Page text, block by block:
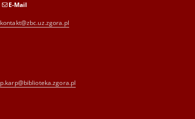
E-Mail
kontakt@zbc.uz.zgora.pl
p.karp@biblioteka.zgora.pl